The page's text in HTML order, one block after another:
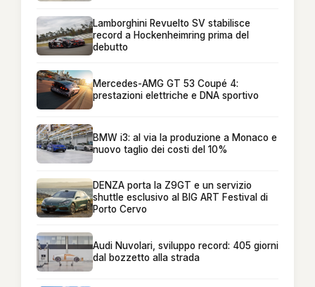
Lamborghini Revuelto SV stabilisce
record a Hockenheimring prima del
debutto
Mercedes-AMG GT 53 Coupé 4:
prestazioni elettriche e DNA sportivo
BMW i3: al via la produzione a Monaco e
nuovo taglio dei costi del 10%
DENZA porta la Z9GT e un servizio
shuttle esclusivo al BIG ART Festival di
Porto Cervo
Audi Nuvolari, sviluppo record: 405 giorni
dal bozzetto alla strada